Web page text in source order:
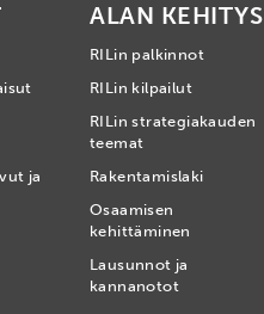
ja
ALAN KEHITYS
RILin palkinnot
RILin kilpailut
RILin strategiakauden
teemat
Rakentamislaki
Osaamisen
kehittäminen
Lausunnot ja
kannanotot